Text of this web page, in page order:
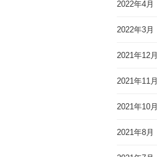
2022年4月
2022年3月
2021年12月
2021年11月
2021年10月
2021年8月